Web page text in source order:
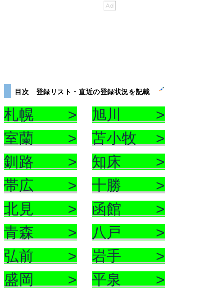
目次 登録リスト・直近の登録状況を記載
札幌 >
旭川 >
室蘭 >
苫小牧 >
釧路 >
知床 >
帯広 >
十勝 >
北見 >
函館 >
青森 >
八戸 >
弘前 >
岩手 >
盛岡 >
平泉 >